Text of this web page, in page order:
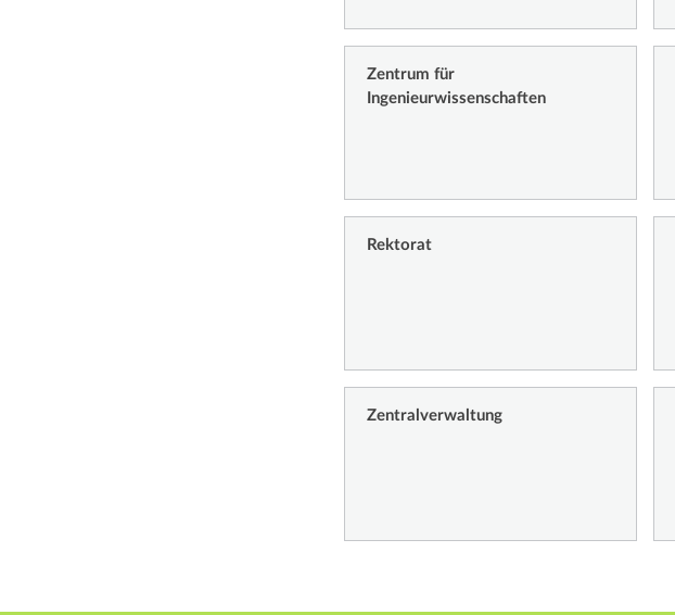
Zentrum für
Ingenieurwissenschaften
Rektorat
Zentralverwaltung